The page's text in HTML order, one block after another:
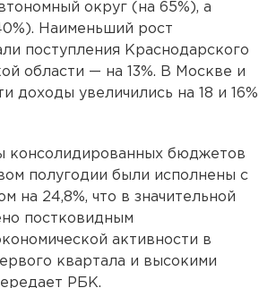
округ (на 65%), а
Наименьший рост
поступления Краснодарского
области — на 13%. В Москве и
доходы увеличились на 18 и 16%
консолидированных бюджетов
полугодии были исполнены с
на 24,8%, что в значительной
постковидным
активности в
квартала и высокими
РБК.